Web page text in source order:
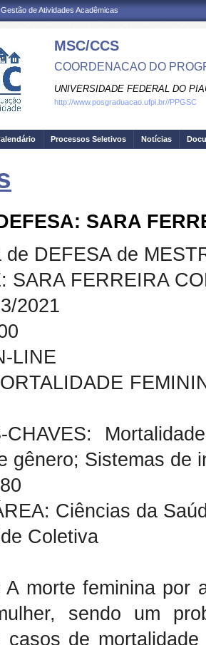
de Atividades Acadêmicas
MSC/CCS
COORDENACAO DO
UNIVERSIDADE FEDERAL DO
http://www.posgraduacao.ufpi.br//PPGSC
Processos Seletivos Notícias
SARA
de DEFESA de
SARA FERREIRA
2021
LINE
CHAVES:
gênero; Sistemas de
Ciências da
Coletiva
A morte feminina por
sendo um
casos de